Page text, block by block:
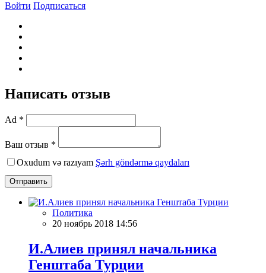
Войти Подписаться
Написать отзыв
Ad *
Ваш отзыв *
Oxudum və razıyam Şərh göndərmə qaydaları
Отправить
Политика
20 ноябрь 2018 14:56
И.Алиев принял начальника
Генштаба Турции